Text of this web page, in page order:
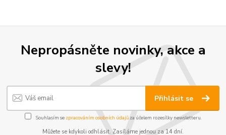
Nepropásněte novinky, akce a
slevy!
Přihlásit se
Souhlasím se zpracováním osobních údajůza účelem rozesílky newsletteru.
Můžete se kdykoli odhlásit. Zasíláme jednou za 14 dní.